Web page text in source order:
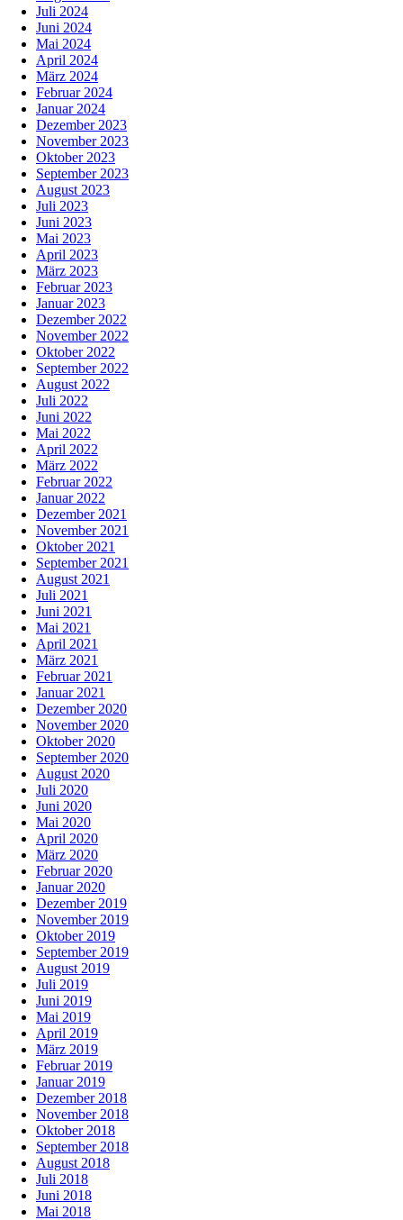
Juli 2024
Juni 2024
Mai 2024
April 2024
März 2024
Februar 2024
Januar 2024
Dezember 2023
November 2023
Oktober 2023
September 2023
August 2023
Juli 2023
Juni 2023
Mai 2023
April 2023
März 2023
Februar 2023
Januar 2023
Dezember 2022
November 2022
Oktober 2022
September 2022
August 2022
Juli 2022
Juni 2022
Mai 2022
April 2022
März 2022
Februar 2022
Januar 2022
Dezember 2021
November 2021
Oktober 2021
September 2021
August 2021
Juli 2021
Juni 2021
Mai 2021
April 2021
März 2021
Februar 2021
Januar 2021
Dezember 2020
November 2020
Oktober 2020
September 2020
August 2020
Juli 2020
Juni 2020
Mai 2020
April 2020
März 2020
Februar 2020
Januar 2020
Dezember 2019
November 2019
Oktober 2019
September 2019
August 2019
Juli 2019
Juni 2019
Mai 2019
April 2019
März 2019
Februar 2019
Januar 2019
Dezember 2018
November 2018
Oktober 2018
September 2018
August 2018
Juli 2018
Juni 2018
Mai 2018